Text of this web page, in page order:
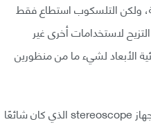
ولكن التلسكوب استطاع فقط
ظاهرة التزيح لاستخدامات أخرى غير
الأبعاد لشيء ما من منظورين
وبعد تجميع الصورتين تصبحان وكأنهما صورة واحدة ثلاثية الأبعاد؛ فعلى سبيل المثال جهاز stereoscope الذي كان شائعًا